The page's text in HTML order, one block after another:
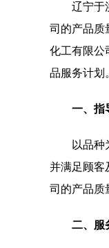
辽宁于
司的产品质
化工有限公
品服务计划
一、指
以品
并满足顾客
司的产品质
二、服